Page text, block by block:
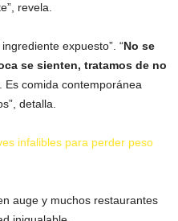
revela.
expuesto”. “No se
se sienten, tratamos de no
. Es comida contemporánea
detalla.
infalibles para perder peso
auge y muchos restaurantes